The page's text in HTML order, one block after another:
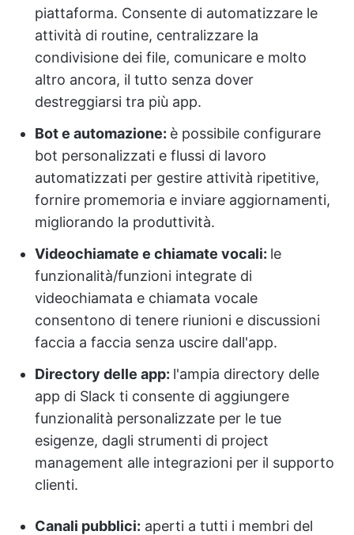
piattaforma. Consente di automatizzare le
attività di routine, centralizzare la
condivisione dei file, comunicare e molto
altro ancora, il tutto senza dover
destreggiarsi tra più app.
Bot e automazione: è possibile configurare
bot personalizzati e flussi di lavoro
automatizzati per gestire attività ripetitive,
fornire promemoria e inviare aggiornamenti,
migliorando la produttività.
Videochiamate e chiamate vocali: le
funzionalità/funzioni integrate di
videochiamata e chiamata vocale
consentono di tenere riunioni e discussioni
faccia a faccia senza uscire dall'app.
Directory delle app: l'ampia directory delle
app di Slack ti consente di aggiungere
funzionalità personalizzate per le tue
esigenze, dagli strumenti di project
management alle integrazioni per il supporto
clienti.
Canali pubblici: aperti a tutti i membri del